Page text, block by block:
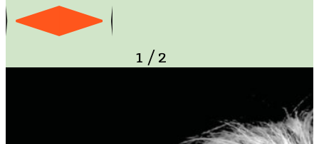
1 / 2